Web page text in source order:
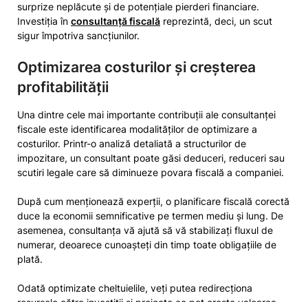
surprize neplăcute și de potențiale pierderi financiare.
Investiția în consultanță fiscală reprezintă, deci, un scut
sigur împotriva sancțiunilor.
Optimizarea costurilor și creșterea
profitabilității
Una dintre cele mai importante contribuții ale consultanței
fiscale este identificarea modalităților de optimizare a
costurilor. Printr-o analiză detaliată a structurilor de
impozitare, un consultant poate găsi deduceri, reduceri sau
scutiri legale care să diminueze povara fiscală a companiei.
După cum menționează experții, o planificare fiscală corectă
duce la economii semnificative pe termen mediu și lung. De
asemenea, consultanța vă ajută să vă stabilizați fluxul de
numerar, deoarece cunoașteți din timp toate obligațiile de
plată.
Odată optimizate cheltuielile, veți putea redirecționa